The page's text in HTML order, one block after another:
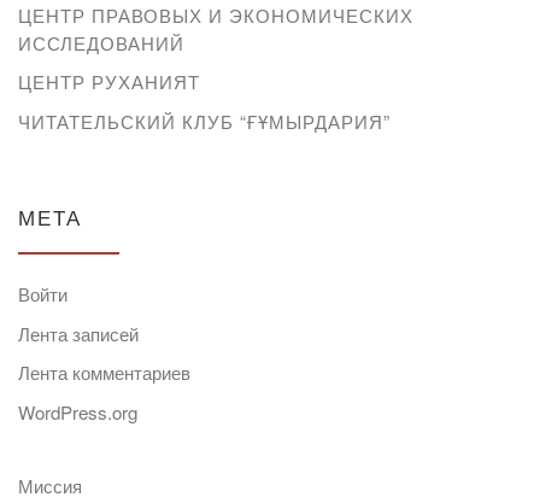
ЦЕНТР ПРАВОВЫХ И ЭКОНОМИЧЕСКИХ
ИССЛЕДОВАНИЙ
ЦЕНТР РУХАНИЯТ
ЧИТАТЕЛЬСКИЙ КЛУБ “ҒҰМЫРДАРИЯ”
МЕТА
Войти
Лента записей
Лента комментариев
WordPress.org
Миссия